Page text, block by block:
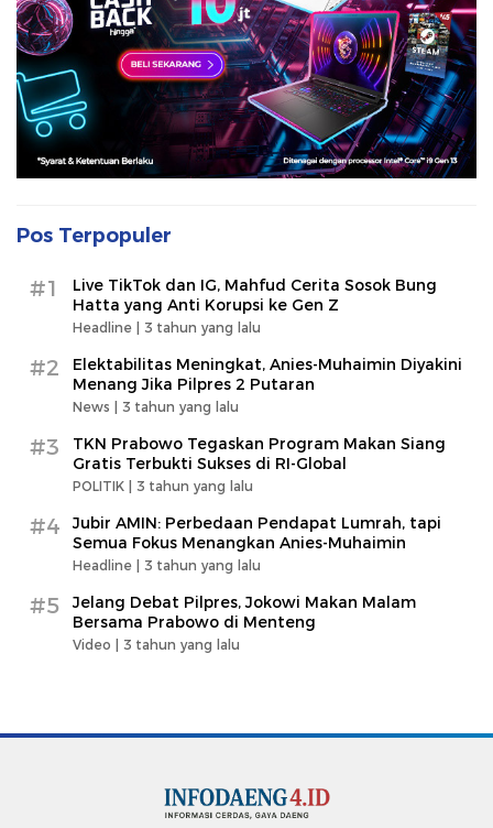
Pos Terpopuler
#1
Live TikTok dan IG, Mahfud Cerita Sosok Bung
Hatta yang Anti Korupsi ke Gen Z
Headline | 3 tahun yang lalu
#2
Elektabilitas Meningkat, Anies-Muhaimin Diyakini
Menang Jika Pilpres 2 Putaran
News | 3 tahun yang lalu
#3
TKN Prabowo Tegaskan Program Makan Siang
Gratis Terbukti Sukses di RI-Global
POLITIK | 3 tahun yang lalu
#4
Jubir AMIN: Perbedaan Pendapat Lumrah, tapi
Semua Fokus Menangkan Anies-Muhaimin
Headline | 3 tahun yang lalu
#5
Jelang Debat Pilpres, Jokowi Makan Malam
Bersama Prabowo di Menteng
Video | 3 tahun yang lalu